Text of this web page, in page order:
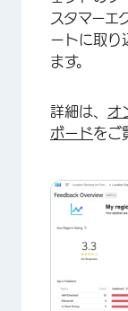
スタマーエ
ートに取り
ます。
詳細は、 オ
ボードをご